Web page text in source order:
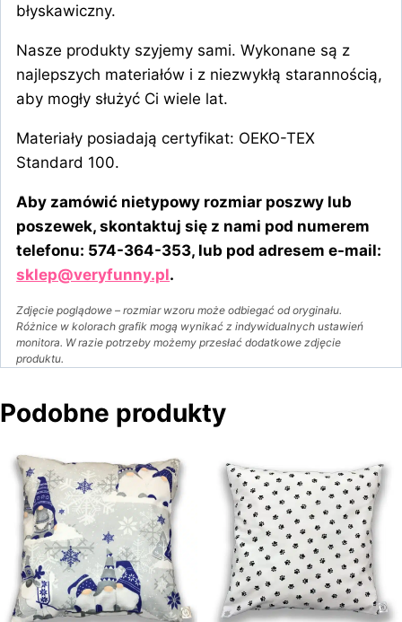
błyskawiczny.
Nasze produkty szyjemy sami. Wykonane są z
najlepszych materiałów i z niezwykłą starannością,
aby mogły służyć Ci wiele lat.
Materiały posiadają certyfikat: OEKO-TEX
Standard 100.
Aby zamówić nietypowy rozmiar poszwy lub
poszewek, skontaktuj się z nami pod numerem
telefonu: 574-364-353, lub pod adresem e-mail:
sklep@veryfunny.pl.
Zdjęcie poglądowe – rozmiar wzoru może odbiegać od oryginału.
Różnice w kolorach grafik mogą wynikać z indywidualnych ustawień
monitora. W razie potrzeby możemy przesłać dodatkowe zdjęcie
produktu.
Podobne produkty